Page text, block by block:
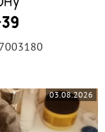
03.08.2026